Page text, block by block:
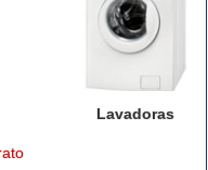
Lavadoras